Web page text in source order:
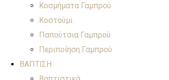
Κοσμήματα Γαμπρού
Κοστούμι
Παπούτσια Γαμπρού
Περιποίηση Γαμπρού
ΒΑΠΤΙΣΗ